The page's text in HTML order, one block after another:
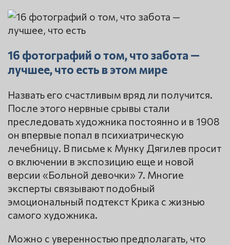
16 фотографий о том, что забота —
лучшее, что есть в этом мире
Назвать его счастливым вряд ли получится.
После этого нервные срывы стали
преследовать художника постоянно и в 1908
он впервые попал в психиатрическую
лечебницу. В письме к Мунку Дягилев просит
о включении в экспозицию еще и новой
версии «Больной девочки» 7. Многие
эксперты связывают подобный
эмоциональный подтекст Крика с жизнью
самого художника.
Можно с уверенностью предполагать, что